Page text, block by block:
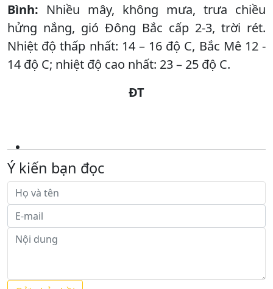
Bình: Nhiều mây, không mưa, trưa chiều
hửng nắng, gió Đông Bắc cấp 2-3, trời rét.
Nhiệt độ thấp nhất: 14 – 16 độ C, Bắc Mê 12 -
14 độ C; nhiệt độ cao nhất: 23 – 25 độ C.
ĐT
Ý kiến bạn đọc